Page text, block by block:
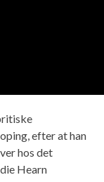
efter at han
hos det
Hearn